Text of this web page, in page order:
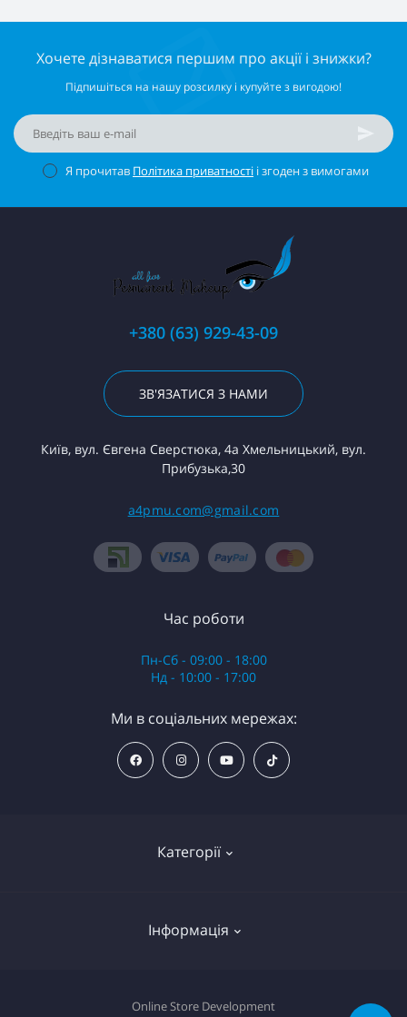
Хочете дізнаватися першим про акції і знижки?
Підпишіться на нашу розсилку і купуйте з вигодою!
Я прочитав Політика приватності і згоден з вимогами
+380 (63) 929-43-09
ЗВ'ЯЗАТИСЯ З НАМИ
Київ, вул. Євгена Сверстюка, 4а Хмельницький, вул.
Прибузька,30
a4pmu.com@gmail.com
Категорії
Інформація
Декларація про файли cookie
Час роботи
Пн-Сб - 09:00 - 18:00
Нд - 10:00 - 17:00
Ми в соціальних мережах:
Online Store Development